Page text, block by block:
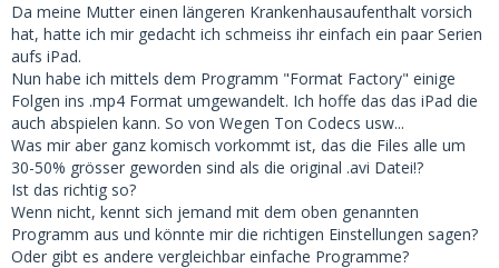
Da meine Mutter einen längeren Krankenhausaufenthalt vorsich
hat, hatte ich mir gedacht ich schmeiss ihr einfach ein paar Serien
aufs iPad.
Nun habe ich mittels dem Programm "Format Factory" einige
Folgen ins .mp4 Format umgewandelt. Ich hoffe das das iPad die
auch abspielen kann. So von Wegen Ton Codecs usw...
Was mir aber ganz komisch vorkommt ist, das die Files alle um
30-50% grösser geworden sind als die original .avi Datei!?
Ist das richtig so?
Wenn nicht, kennt sich jemand mit dem oben genannten
Programm aus und könnte mir die richtigen Einstellungen sagen?
Oder gibt es andere vergleichbar einfache Programme?